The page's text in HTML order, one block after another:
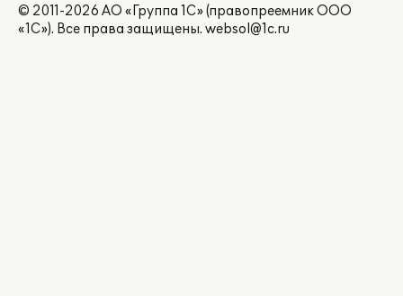
© 2011-2026 АО «Группа 1С» (правопреемник ООО
«1С»). Все права защищены. websol@1c.ru